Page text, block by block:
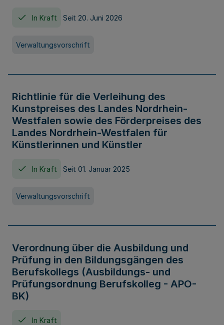
In Kraft Seit 20. Juni 2026
Verwaltungsvorschrift
Richtlinie für die Verleihung des
Kunstpreises des Landes Nordrhein-
Westfalen sowie des Förderpreises des
Landes Nordrhein-Westfalen für
Künstlerinnen und Künstler
In Kraft Seit 01. Januar 2025
Verwaltungsvorschrift
Verordnung über die Ausbildung und
Prüfung in den Bildungsgängen des
Berufskollegs (Ausbildungs- und
Prüfungsordnung Berufskolleg - APO-
BK)
In Kraft